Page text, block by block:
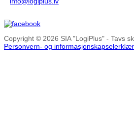
Copyright © 2026 SIA "LogiPlus" - Tavs
Personvern- og